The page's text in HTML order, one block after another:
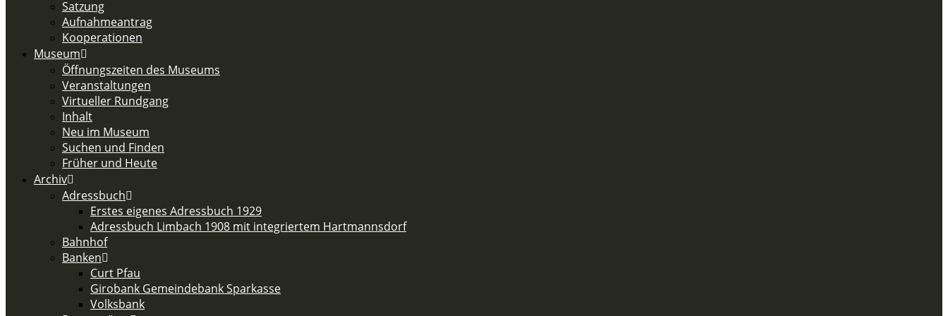
Satzung
Aufnahmeantrag
Kooperationen
Museum
Öffnungszeiten des Museums
Veranstaltungen
Virtueller Rundgang
Inhalt
Neu im Museum
Suchen und Finden
Früher und Heute
Archiv
Adressbuch
Erstes eigenes Adressbuch 1929
Adressbuch Limbach 1908 mit integriertem Hartmannsdorf
Bahnhof
Banken
Curt Pfau
Girobank Gemeindebank Sparkasse
Volksbank